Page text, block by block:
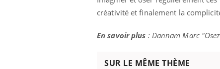
créativité et finalement la
En savoir plus : Dannam Marc
SUR LE MÊME THÈME